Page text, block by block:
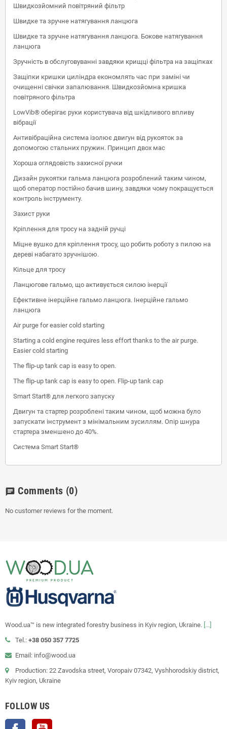
Швидкозйомний повітряний фільтр
Швидке та зручне натягування ланцюга
Швидке та зручне натягування ланцюга. Бокове натягування
ланцюга
Зручність в обслуговуванні завдяки крищці фільтра на защіпках
Защіпки кришки циліндра економлять час при заміні чи
очищенні свічки запалювання. Швидкозйомна кришка
повітряного фільтра
LowVib® оберігає руки користувача від шкідливого впливу
вібрації
Антивібраційна система ізолює двигун від рукояток за
допомогою стальних пружин. Принцип двох мас
Хороша оглядовість захисної ручки
Дизайн рукоятки гальма ланцюга розроблений таким чином,
щоб оператор постійно бачив шину, завдяки чому покращується
контроль інструменту.
Захист руки
Кріплення для тросу на задній ручці
Міцне вушко для кріплення тросу, що робить роботу з пилою на
дереві набагато зручнішою.
Кільце для тросу
Ланцюгове гальмо, що активується силою інерції
Ефективне інерційне гальмо ланцюга. Інерційне гальмо
ланцюга
Air purge for easier cold starting
Starting a cold engine requires less effort thanks to the air purge.
Easier cold starting
The flip-up tank cap is easy to open.
The flip-up tank cap is easy to open. Flip-up tank cap
Smart Start® для легкого запуску
Двигун та стартер розроблені таким чином, щоб можна було
запускати інструмент з мінімальним зусиллям. Опір шнура
стартера зменшено до 40%.
Система Smart Start®
chat Comments (0)
No customer reviews for the moment.
Wood.ua™ is new integrated forestry business in Kyiv region, Ukraine. [...]
Tel.: +38 050 357 7725
Email: info@wood.ua
Production: 22 Zavodska street, Voropaiv 07342, Vyshhorodskiy district,
Kyiv region, Ukraine
FOLLOW US
Facebook